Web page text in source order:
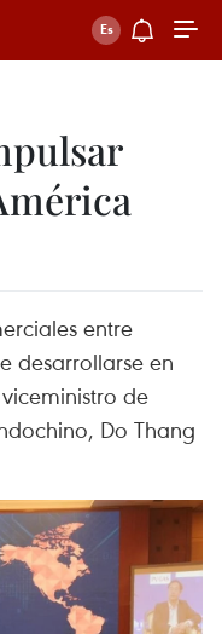
entre
desarrollarse en
de
Do Thang